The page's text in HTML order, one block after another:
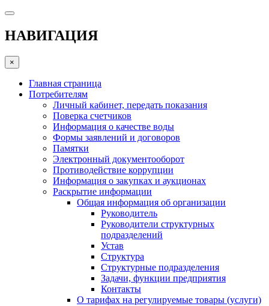
НАВИГАЦИЯ
×
Главная страница
Потребителям
Личный кабинет, передать показания
Поверка счетчиков
Информация о качестве воды
Формы заявлений и договоров
Памятки
Электронный документооборот
Противодействие коррупции
Информация о закупках и аукционах
Раскрытие информации
Общая информация об организации
Руководитель
Руководители структурных
подразделений
Устав
Структура
Структурные подразделения
Задачи, функции предприятия
Контакты
О тарифах на регулируемые товары (услуги)